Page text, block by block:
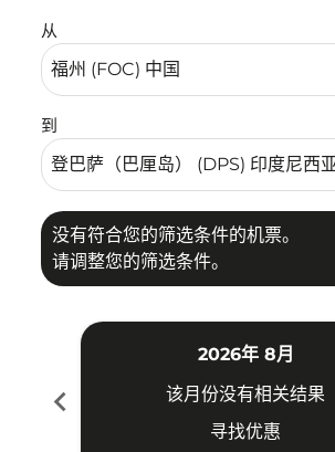
从
到
没有符合您的筛选条件的机票。
请调整您的筛选条件。
chevron_left
2026年 8月
该月份没有相关结果
寻找优惠